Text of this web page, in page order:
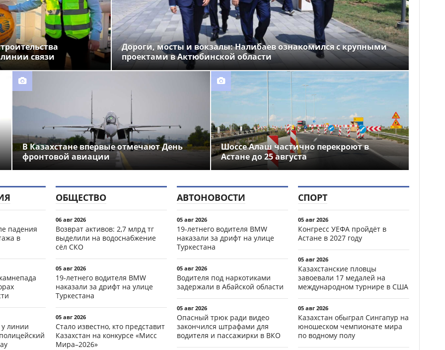
связи
Дороги, мосты и вокзалы: Налибаев ознакомился с крупными
проектами в Актюбинской области
В Казахстане впервые отмечают День
фронтовой авиации
Шоссе Алаш частично перекроют в
Астане до 25 августа
падения
в
у линии
ОБЩЕСТВО
06 авг 2026
Возврат активов: 2,7 млрд тг
выделили на водоснабжение
сёл СКО
05 авг 2026
19-летнего водителя BMW
наказали за дрифт на улице
Туркестана
05 авг 2026
Стало известно, кто представит
Казахстан на конкурсе «Мисс
Мира–2026»
АВТОНОВОСТИ
05 авг 2026
19-летнего водителя BMW
наказали за дрифт на улице
Туркестана
05 авг 2026
Водителя под наркотиками
задержали в Абайской области
05 авг 2026
Опасный трюк ради видео
закончился штрафами для
водителя и пассажирки в ВКО
СПОРТ
05 авг 2026
Конгресс УЕФА пройдёт в
Астане в 2027 году
05 авг 2026
Казахстанские пловцы
завоевали 17 медалей на
международном турнире в США
05 авг 2026
Казахстан обыграл Сингапур на
юношеском чемпионате мира
по водному полу